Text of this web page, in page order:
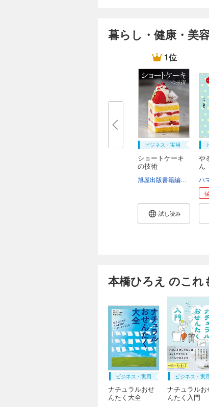
暮らし・健康・美
1位
ビジネス・実用
ショートケーキ
の技術
試し読み
や
ん
ハ
本橋ひろえ のこれ
ビジネス・実用
ナチュラルおせ
んたく大全
ビジネス・実
ナチュラルお
んたく入門